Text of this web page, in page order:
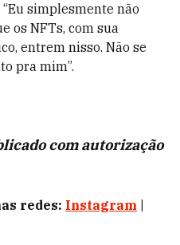
simplesmente não
os NFTs, com sua
entrem nisso. Não se
pra mim”.
com autorização
redes: Instagram